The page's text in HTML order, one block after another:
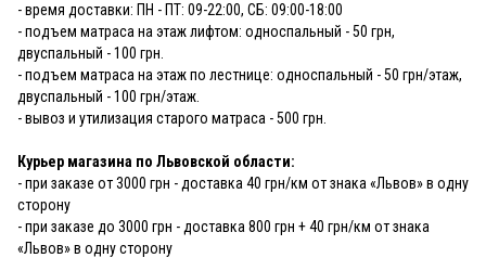
- время доставки: ПН - ПТ: 09-22:00, СБ: 09:00-18:00
- подъем матраса на этаж лифтом: односпальный - 50 грн,
двуспальный - 100 грн.
- подъем матраса на этаж по лестнице: односпальный - 50 грн/этаж,
двуспальный - 100 грн/этаж.
- вывоз и утилизация старого матраса - 500 грн.
Курьер магазина по Львовской области:
- при заказе от 3000 грн - доставка 40 грн/км от знака «Львов» в одну
сторону
- при заказе до 3000 грн - доставка 800 грн + 40 грн/км от знака
«Львов» в одну сторону